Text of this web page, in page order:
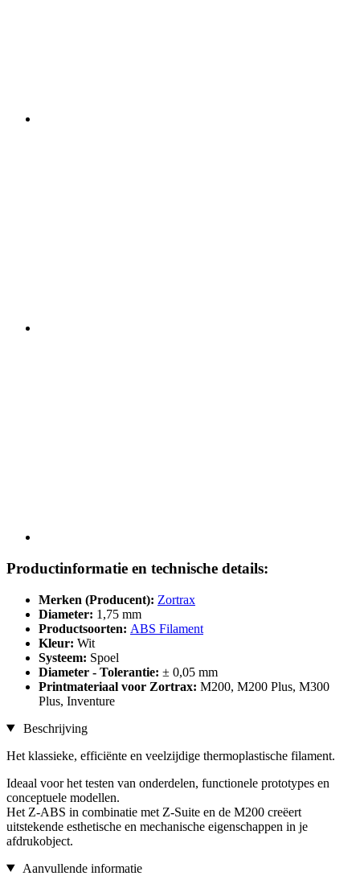
Productinformatie en technische details:
Merken (Producent): Zortrax
Diameter: 1,75 mm
Productsoorten: ABS Filament
Kleur: Wit
Systeem: Spoel
Diameter - Tolerantie: ± 0,05 mm
Printmateriaal voor Zortrax: M200, M200 Plus, M300
Plus, Inventure
Beschrijving
Het klassieke, efficiënte en veelzijdige thermoplastische filament.
Ideaal voor het testen van onderdelen, functionele prototypes en
conceptuele modellen.
Het Z-ABS in combinatie met Z-Suite en de M200 creëert
uitstekende esthetische en mechanische eigenschappen in je
afdrukobject.
Aanvullende informatie